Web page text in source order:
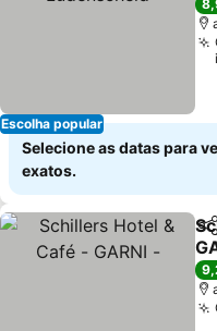
Escolha popular
Selecione as datas para
exatos.